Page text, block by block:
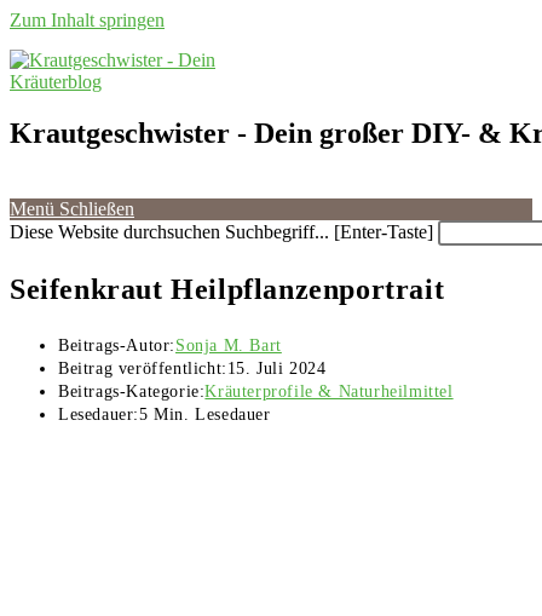
Zum Inhalt springen
Krautgeschwister - Dein großer DIY- &
Menü Schließen
Diese Website durchsuchen Suchbegriff... [Enter-Taste]
Seifenkraut Heilpflanzenportrait
Beitrags-Autor: Sonja M. Bart
Beitrag veröffentlicht: 15. Juli 2024
Beitrags-Kategorie:Kräuterprofile & Naturheilmittel
Lesedauer:5 Min. Lesedauer